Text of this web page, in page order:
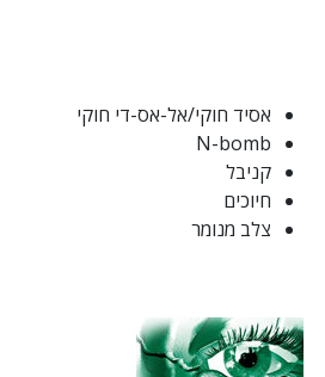
אסיד חוקי/אל-אס-די חוקי
N-bomb
קניבל
חיוכים
צלב מנומר